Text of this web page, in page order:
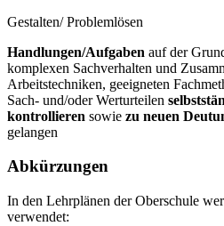
Gestalten/ Problemlösen
Handlungen/Aufgaben auf der
komplexen Sachverhalten und
Arbeitstechniken, geeigneten
Sach- und/oder Werturteilen
kontrollieren sowie zu neuen
gelangen
Abkürzungen
In den Lehrplänen der Oberschule
verwendet: